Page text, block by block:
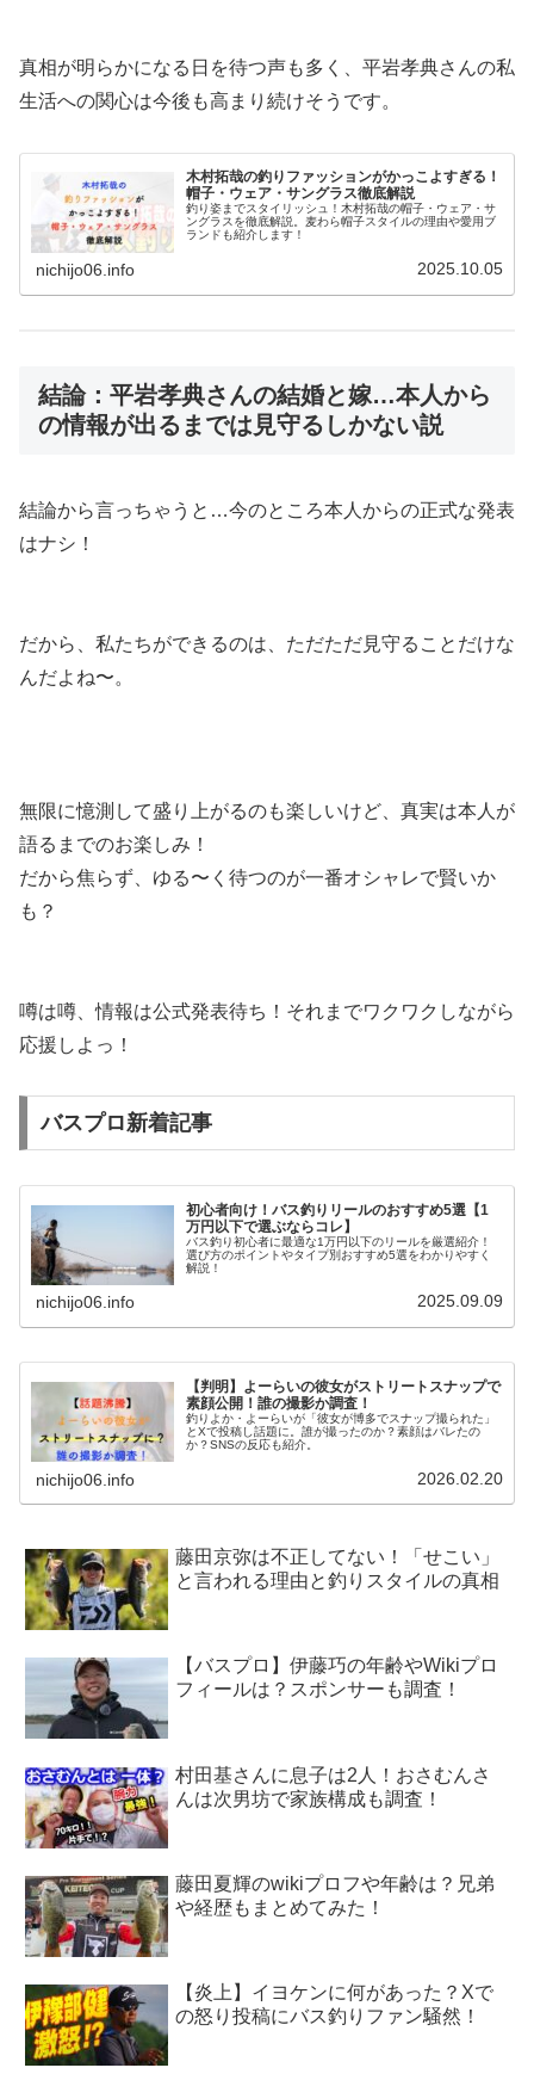
真相が明らかになる日を待つ声も多く、平岩孝典さんの私
生活への関心は今後も高まり続けそうです。
木村拓哉の釣りファッションがかっこよすぎる！
帽子・ウェア・サングラス徹底解説
釣り姿までスタイリッシュ！木村拓哉の帽子・ウェア・サ
ングラスを徹底解説。麦わら帽子スタイルの理由や愛用ブ
ランドも紹介します！
nichijo06.info 2025.10.05
結論：平岩孝典さんの結婚と嫁…本人から
の情報が出るまでは見守るしかない説
結論から言っちゃうと…今のところ本人からの正式な発表
はナシ！
だから、私たちができるのは、ただただ見守ることだけな
んだよね〜。
無限に憶測して盛り上がるのも楽しいけど、真実は本人が
語るまでのお楽しみ！
だから焦らず、ゆる〜く待つのが一番オシャレで賢いか
も？
噂は噂、情報は公式発表待ち！それまでワクワクしながら
応援しよっ！
バスプロ新着記事
初心者向け！バス釣りリールのおすすめ5選【1
万円以下で選ぶならコレ】
バス釣り初心者に最適な1万円以下のリールを厳選紹介！
選び方のポイントやタイプ別おすすめ5選をわかりやすく
解説！
nichijo06.info 2025.09.09
【判明】よーらいの彼女がストリートスナップで
素顔公開！誰の撮影か調査！
釣りよか・よーらいが「彼女が博多でスナップ撮られた」
とXで投稿し話題に。誰が撮ったのか？素顔はバレたの
か？SNSの反応も紹介。
nichijo06.info 2026.02.20
藤田京弥は不正してない！「せこい」
と言われる理由と釣りスタイルの真相
【バスプロ】伊藤巧の年齢やWikiプロ
フィールは？スポンサーも調査！
村田基さんに息子は2人！おさむんさ
んは次男坊で家族構成も調査！
藤田夏輝のwikiプロフや年齢は？兄弟
や経歴もまとめてみた！
【炎上】イヨケンに何があった？Xで
の怒り投稿にバス釣りファン騒然！